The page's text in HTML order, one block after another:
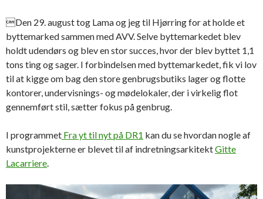
Den 29. august tog Lama og jeg til Hjørring for at holde et
byttemarked sammen med AVV. Selve byttemarkedet blev
holdt udendørs og blev en stor succes, hvor der blev byttet 1,1
tons ting og sager. I forbindelsen med byttemarkedet, fik vi lov
til at kigge om bag den store genbrugsbutiks lager og flotte
kontorer, undervisnings- og mødelokaler, der i virkelig flot
gennemført stil, sætter fokus på genbrug.
I programmet Fra yt til nyt på DR1 kan du se hvordan nogle af
kunstprojekterne er blevet til af indretningsarkitektGitte
Lacarriere.